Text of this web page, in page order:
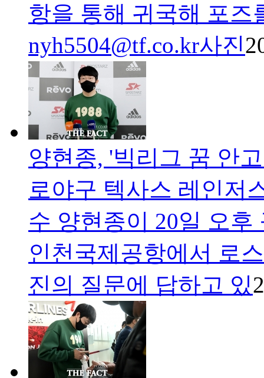
항을 통해 귀국해 포즈
nyh5504@tf.co.kr사진
양현종, '빅리그 꿈 안
로야구 텍사스 레인저
수 양현종이 20일 오
인천국제공항에서 로
진의 질문에 답하고 있